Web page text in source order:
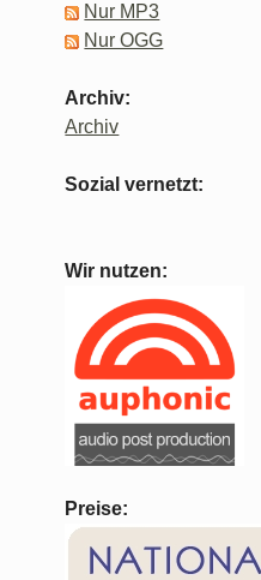
Nur MP3
Nur OGG
Archiv:
Archiv
Sozial vernetzt:
Wir nutzen:
Preise: